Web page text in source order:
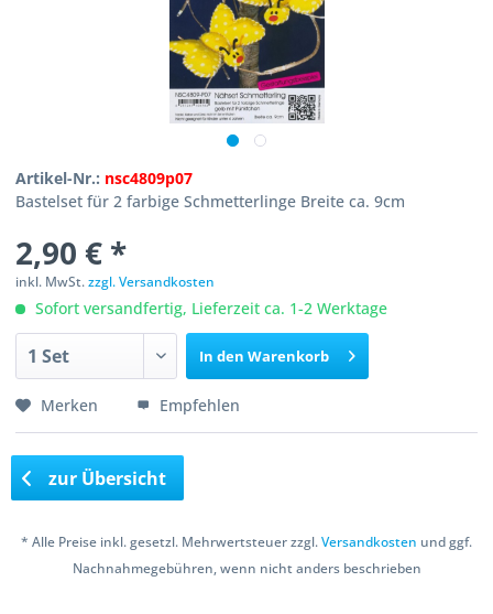
Artikel-Nr.: nsc4809p07
Bastelset für 2 farbige Schmetterlinge Breite ca. 9cm
2,90 € *
inkl. MwSt.zzgl. Versandkosten
Sofort versandfertig, Lieferzeit ca. 1-2 Werktage
In den Warenkorb
Merken Empfehlen
zur Übersicht
* Alle Preise inkl. gesetzl. Mehrwertsteuer zzgl.Versandkosten und ggf.
Nachnahmegebühren, wenn nicht anders beschrieben